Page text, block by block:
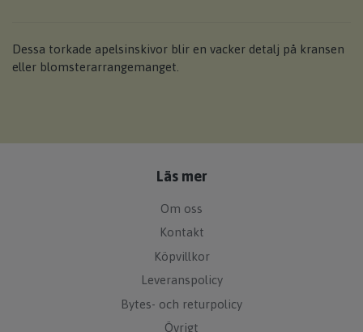
Dessa torkade apelsinskivor blir en vacker detalj på kransen
eller blomsterarrangemanget.
Läs mer
Om oss
Kontakt
Köpvillkor
Leveranspolicy
Bytes- och returpolicy
Övrigt